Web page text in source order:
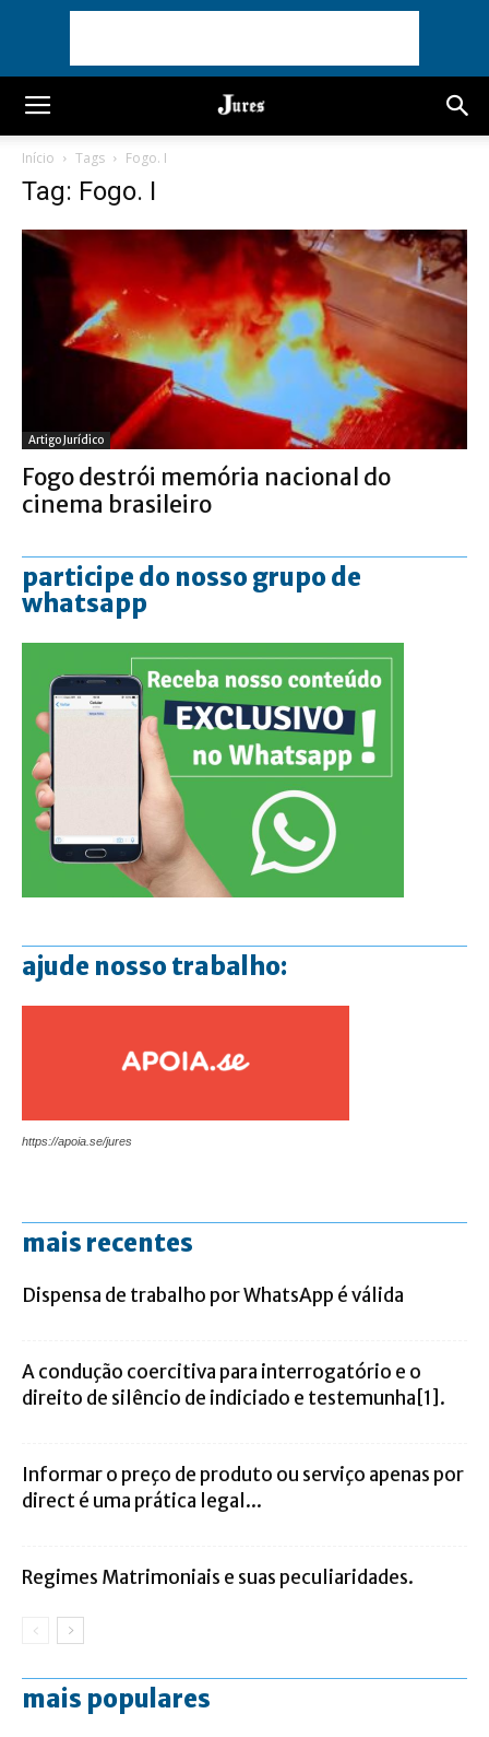
Início Tags Fogo. I
Tag: Fogo. I
Artigo Jurídico
Fogo destrói memória nacional do
cinema brasileiro
participe do nosso grupo de
whatsapp
ajude nosso trabalho:
https://apoia.se/jures
mais recentes
Dispensa de trabalho por WhatsApp é válida
A condução coercitiva para interrogatório e o
direito de silêncio de indiciado e testemunha[1].
Informar o preço de produto ou serviço apenas por
direct é uma prática legal...
Regimes Matrimoniais e suas peculiaridades.
mais populares